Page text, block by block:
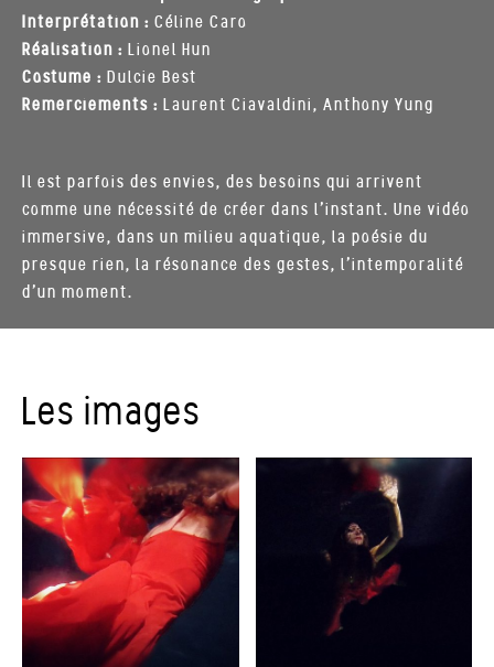
Interprétation : Céline Caro
Réalisation : Lionel Hun
Costume : Dulcie Best
Remerciements : Laurent Ciavaldini, Anthony Yung
Il est parfois des envies, des besoins qui arrivent
comme une nécessité de créer dans l’instant. Une vidéo
immersive, dans un milieu aquatique, la poésie du
presque rien, la résonance des gestes, l’intemporalité
d’un moment.
Les images